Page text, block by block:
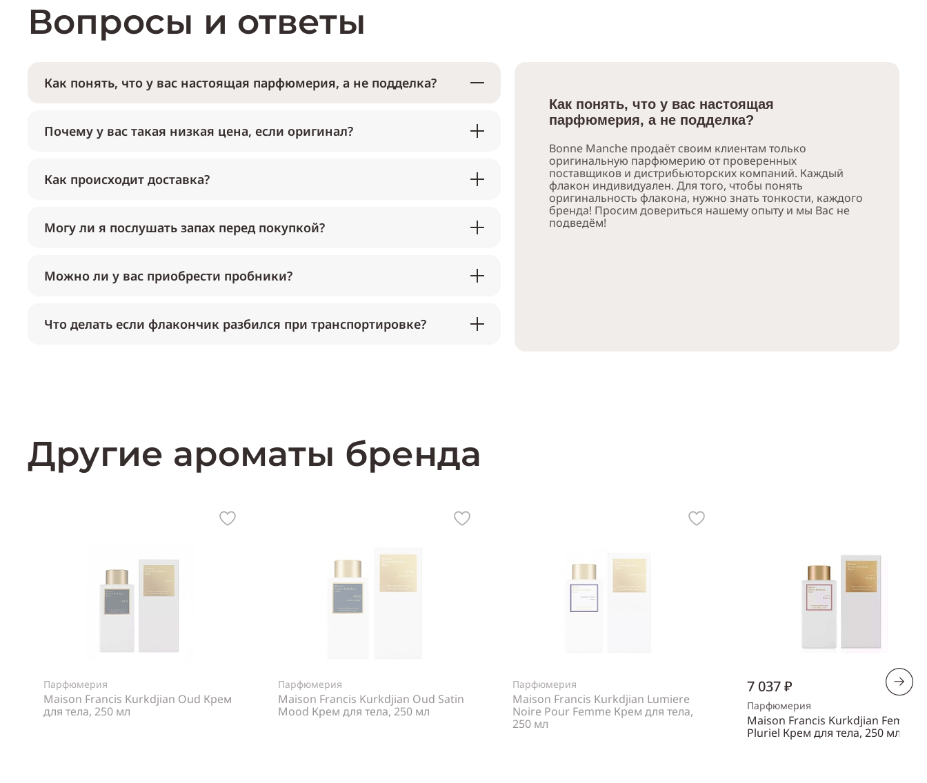
Вопросы и ответы
Как понять, что у вас настоящая парфюмерия, а не подделка?
Почему у вас такая низкая цена, если оригинал?
Как происходит доставка?
Могу ли я послушать запах перед покупкой?
Можно ли у вас приобрести пробники?
Что делать если флакончик разбился при транспортировке?
Как понять, что у вас настоящая
парфюмерия, а не подделка?
Bonne Manche продаёт своим клиентам только
оригинальную парфюмерию от проверенных
поставщиков и дистрибьюторских компаний. Каждый
флакон индивидуален. Для того, чтобы понять
оригинальность флакона, нужно знать тонкости, каждого
бренда! Просим довериться нашему опыту и мы Вас не
подведём!
Другие ароматы бренда
Парфюмерия
Maison Francis Kurkdjian Oud Крем
для тела, 250 мл
Парфюмерия
Maison Francis Kurkdjian Oud Satin
Mood Крем для тела, 250 мл
Парфюмерия
Maison Francis Kurkdjian Lumiere
Noire Pour Femme Крем для тела,
250 мл
7 037 ₽
Парфюмерия
Maison Francis Kurkdjian Feminin
Pluriel Крем для тела, 250 мл